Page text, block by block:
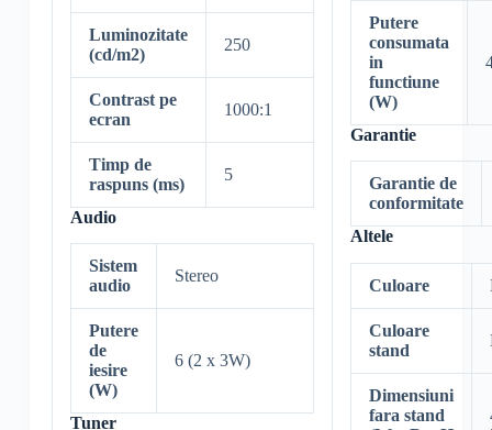
Luminozitate
(cd/m2)
250
Contrast pe
ecran
1000:1
Timp de
raspuns (ms)
5
Audio
Sistem
audio
Stereo
Putere
de
iesire
(W)
6 (2 x 3W)
Tuner
Putere
consumata
in
functiune
(W)
Garantie
Garantie de
conformitate
Altele
Culoare
Culoare
stand
Dimensiuni
fara stand